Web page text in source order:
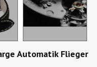
Automatik Flieger